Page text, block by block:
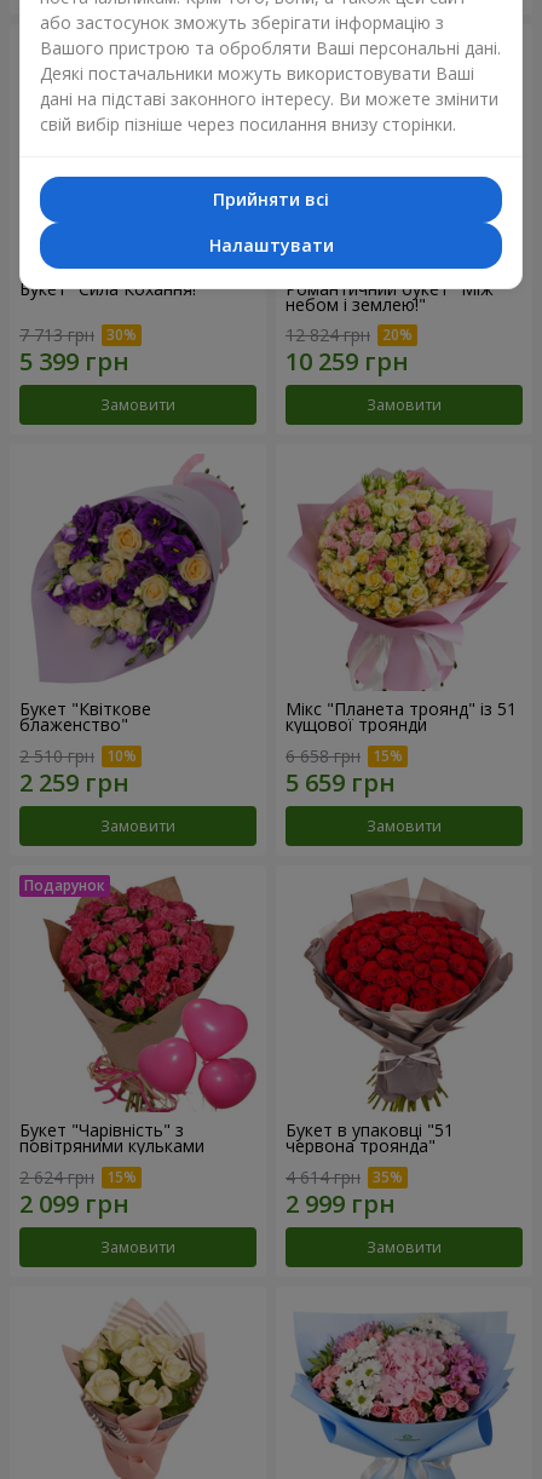
Букет "Сила Кохання!"
7 713 грн
Замовити
Романтичний букет "Між
небом і землею!"
12 824 грн
Замовити
Букет "Квіткове
блаженство"
2 510 грн
Замовити
Мікс "Планета троянд" із 51
кущової троянди
6 658 грн
Замовити
Букет "Чарівність" з
повітряними кульками
2 624 грн
Замовити
Букет в упаковці "51
червона троянда"
4 614 грн
Замовити
або застосунок зможуть зберігати інформацію з
Вашого пристрою та обробляти Ваші персональні дані.
Деякі постачальники можуть використовувати Ваші
дані на підставі законного інтересу. Ви можете змінити
свій вибір пізніше через посилання внизу сторінки.
Прийняти всі
Налаштувати